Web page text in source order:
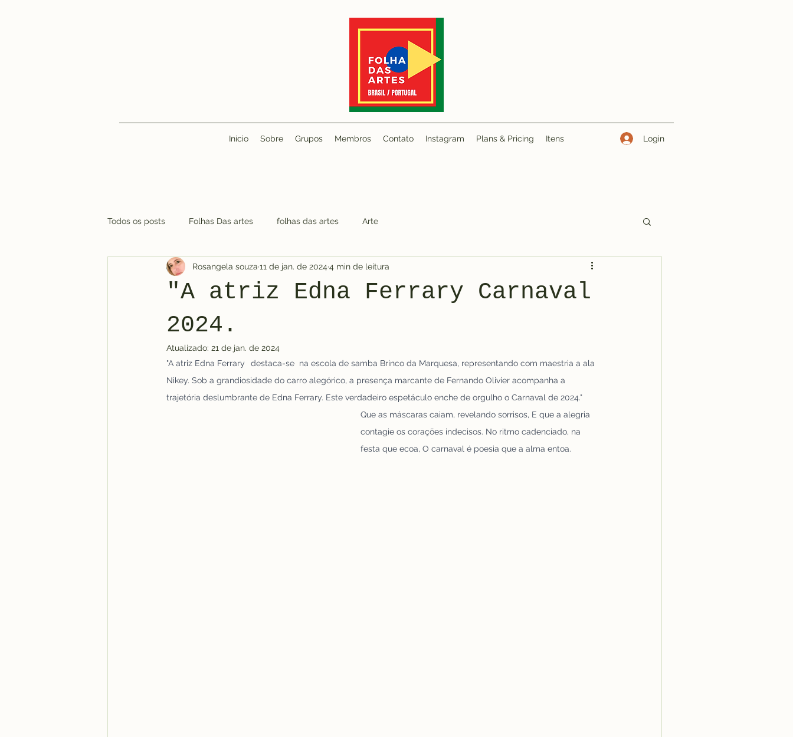
Início Sobre Grupos Membros Contato Instagram Plans & Pricing Itens Login
Todos os posts Folhas Das artes folhas das artes Arte
"A atriz Edna Ferrary Carnaval
2024.
Rosangela souza 11 de jan. de 2024 4 min de leitura
Atualizado: 21 de jan. de 2024
"A atriz Edna Ferrary
destaca-se  na escola de samba Brinco da Marquesa, representando com maestria a ala
Nikey. Sob a grandiosidade do carro alegórico, a presença marcante de Fernando Olivier acompanha a
trajetória deslumbrante de Edna Ferrary. Este verdadeiro espetáculo enche de orgulho o Carnaval de 2024."
Que as máscaras caiam, revelando sorrisos, E que a alegria
contagie os corações indecisos. No ritmo cadenciado, na
festa que ecoa, O carnaval é poesia que a alma entoa.